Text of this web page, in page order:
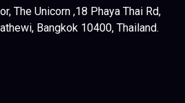
The Unicorn ,18 Phaya Thai Rd,
Bangkok 10400, Thailand.